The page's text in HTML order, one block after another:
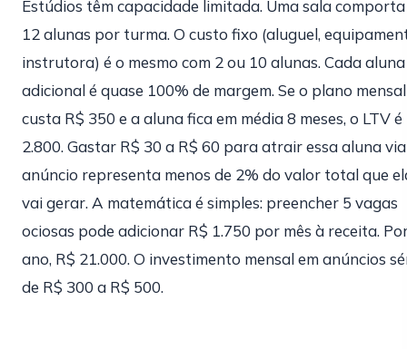
Estúdios têm capacidade limitada. Uma sala
12 alunas por turma. O custo fixo (aluguel,
instrutora) é o mesmo com 2 ou 10 alunas. Cada aluna
adicional é quase 100% de margem. Se o plano mensal
custa R$ 350 e a aluna fica em média 8 meses, o LTV é
2.800. Gastar R$ 30 a R$ 60 para atrair essa aluna via
anúncio representa menos de 2% do valor total que
vai gerar. A matemática é simples: preencher 5 vagas
ociosas pode adicionar R$ 1.750 por mês à receita.
ano, R$ 21.000. O investimento mensal em anúncios
de R$ 300 a R$ 500.